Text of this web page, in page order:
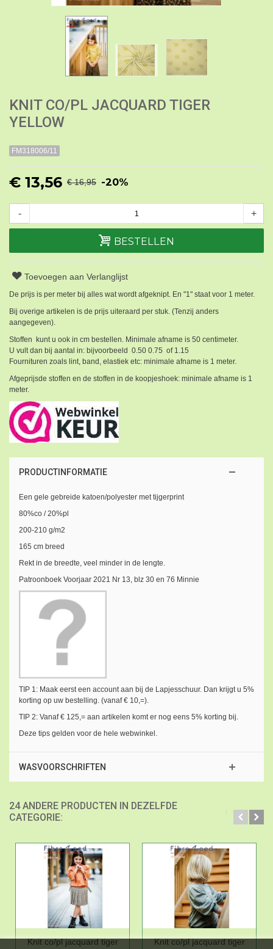
KNIT CO/PL JACQUARD TIGER
YELLOW
FM318006/11
€ 13,56 € 16,95 -20%
- +
BESTELLEN
Toevoegen aan Verlanglijst
De prijs is per meter bij alles wat wordt afgeknipt. En "1" staat voor 1 meter.
Bij overige artikelen is de prijs uiteraard per stuk. (Tenzij anders
aangegeven).
Stoffen kunt u ook in cm bestellen. Minimale afname is 50 centimeter.
U vult dan bij aantal in: bijvoorbeeld 0.50 0.75 of 1.15
Fournituren zoals lint, band, elastiek etc: minimale afname is 1 meter.
Afgeprijsde stoffen en de stoffen in de koopjeshoek: minimale afname is 1
meter.
PRODUCTINFORMATIE
Een gele gebreide katoen/polyester met tijgerprint
80%co / 20%pl
200-210 g/m2
165 cm breed
Rekt in de breedte, veel minder in de lengte.
Patroonboek Voorjaar 2021 Nr 13, blz 30 en 76 Minnie
TIP 1: Maak eerst een account aan bij de Lapjesschuur. Dan krijgt u 5%
korting op uw bestelling. (vanaf € 10,=).
TIP 2: Vanaf € 125,= aan artikelen komt er nog eens 5% korting bij.
Deze tips gelden voor de hele webwinkel.
WASVOORSCHRIFTEN
24 ANDERE PRODUCTEN IN DEZELFDE
CATEGORIE:
Knit co/pl jacquard tiger Knit co/pl jacquard tiger